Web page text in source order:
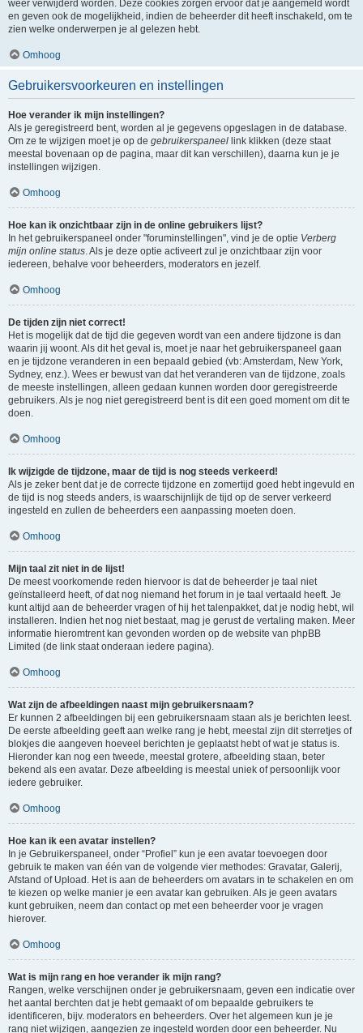
weer verwijderd worden. Deze cookies zorgen ervoor dat je aangemeld wordt
en geven ook de mogelijkheid, indien de beheerder dit heeft inschakeld, om te
zien welke onderwerpen je al gelezen hebt.
Omhoog
Gebruikersvoorkeuren en instellingen
Hoe verander ik mijn instellingen?
Als je geregistreerd bent, worden al je gegevens opgeslagen in de database.
Om ze te wijzigen moet je op de gebruikerspaneel link klikken (deze staat
meestal bovenaan op de pagina, maar dit kan verschillen), daarna kun je je
instellingen wijzigen.
Omhoog
Hoe kan ik onzichtbaar zijn in de online gebruikers lijst?
In het gebruikerspaneel onder "foruminstellingen", vind je de optie Verberg
mijn online status. Als je deze optie activeert zul je onzichtbaar zijn voor
iedereen, behalve voor beheerders, moderators en jezelf.
Omhoog
De tijden zijn niet correct!
Het is mogelijk dat de tijd die gegeven wordt van een andere tijdzone is dan
waarin jij woont. Als dit het geval is, moet je naar het gebruikerspaneel gaan
en je tijdzone veranderen in een bepaald gebied (vb: Amsterdam, New York,
Sydney, enz.). Wees er bewust van dat het veranderen van de tijdzone, zoals
de meeste instellingen, alleen gedaan kunnen worden door geregistreerde
gebruikers. Als je nog niet geregistreerd bent is dit een goed moment om dit te
doen.
Omhoog
Ik wijzigde de tijdzone, maar de tijd is nog steeds verkeerd!
Als je zeker bent dat je de correcte tijdzone en zomertijd goed hebt ingevuld en
de tijd is nog steeds anders, is waarschijnlijk de tijd op de server verkeerd
ingesteld en zullen de beheerders een aanpassing moeten doen.
Omhoog
Mijn taal zit niet in de lijst!
De meest voorkomende reden hiervoor is dat de beheerder je taal niet
geïnstalleerd heeft, of dat nog niemand het forum in je taal vertaald heeft. Je
kunt altijd aan de beheerder vragen of hij het talenpakket, dat je nodig hebt, wil
installeren. Indien het nog niet bestaat, mag je gerust de vertaling maken. Meer
informatie hieromtrent kan gevonden worden op de website van phpBB
Limited (de link staat onderaan iedere pagina).
Omhoog
Wat zijn de afbeeldingen naast mijn gebruikersnaam?
Er kunnen 2 afbeeldingen bij een gebruikersnaam staan als je berichten leest.
De eerste afbeelding geeft aan welke rang je hebt, meestal zijn dit sterretjes of
blokjes die aangeven hoeveel berichten je geplaatst hebt of wat je status is.
Hieronder kan nog een tweede, meestal grotere, afbeelding staan, beter
bekend als een avatar. Deze afbeelding is meestal uniek of persoonlijk voor
iedere gebruiker.
Omhoog
Hoe kan ik een avatar instellen?
In je Gebruikerspaneel, onder “Profiel” kun je een avatar toevoegen door
gebruik te maken van één van de volgende vier methodes: Gravatar, Galerij,
Afstand of Upload. Het is aan de beheerders om avatars in te schakelen en om
te kiezen op welke manier je een avatar kan gebruiken. Als je geen avatars
kunt gebruiken, neem dan contact op met een beheerder voor je vragen
hierover.
Omhoog
Wat is mijn rang en hoe verander ik mijn rang?
Rangen, welke verschijnen onder je gebruikersnaam, geven een indicatie over
het aantal berchten dat je hebt gemaakt of om bepaalde gebruikers te
identificeren, bijv. moderators en beheerders. Over het algemeen kun je je
rang niet wijzigen, aangezien ze ingesteld worden door een beheerder. Nu